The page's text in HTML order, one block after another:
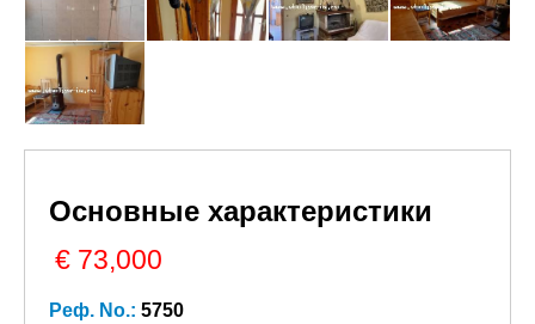
Основные характеристики
€ 73,000
Реф. No.: 5750